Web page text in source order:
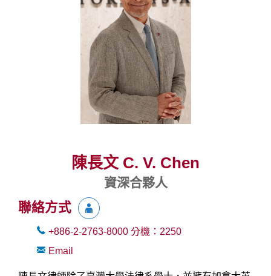
陳長文 C. V. Chen
資深合夥人
聯絡方式
+886-2-2763-8000 分機： 2250
Email